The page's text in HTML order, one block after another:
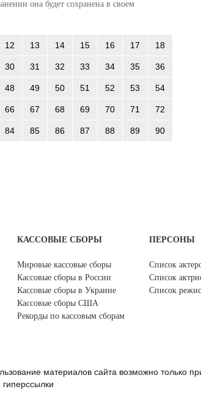
она будет сохранена в своем
12 13 14 15 16 17 18
30 31 32 33 34 35 36
48 49 50 51 52 53 54
66 67 68 69 70 71 72
84 85 86 87 88 89 90
КАССОВЫЕ СБОРЫ
Мировые кассовые сборы
Кассовые сборы в России
Кассовые сборы в Украине
Кассовые сборы США
Рекорды по кассовым сборам
ПЕРСОНЫ
Список
Список
Список
материалов сайта возможно только
гиперссылки